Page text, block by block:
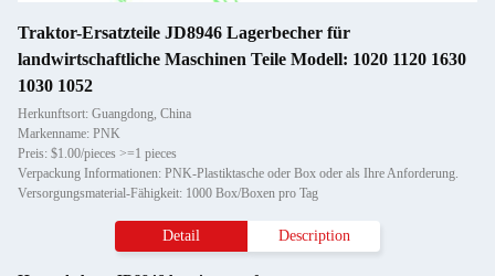
Traktor-Ersatzteile JD8946 Lagerbecher für
landwirtschaftliche Maschinen Teile Modell: 1020 1120 1630
1030 1052
Herkunftsort: Guangdong, China
Markenname: PNK
Preis: $1.00/pieces >=1 pieces
Verpackung Informationen: PNK-Plastiktasche oder Box oder als Ihre Anforderung.
Versorgungsmaterial-Fähigkeit: 1000 Box/Boxen pro Tag
Detail Description